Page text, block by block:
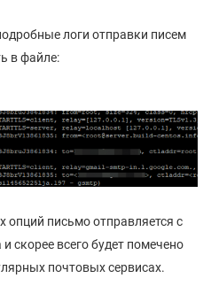
логи отправки писем
в файле:
опций письмо отправляется с
скорее всего будет помечено
почтовых сервисах.